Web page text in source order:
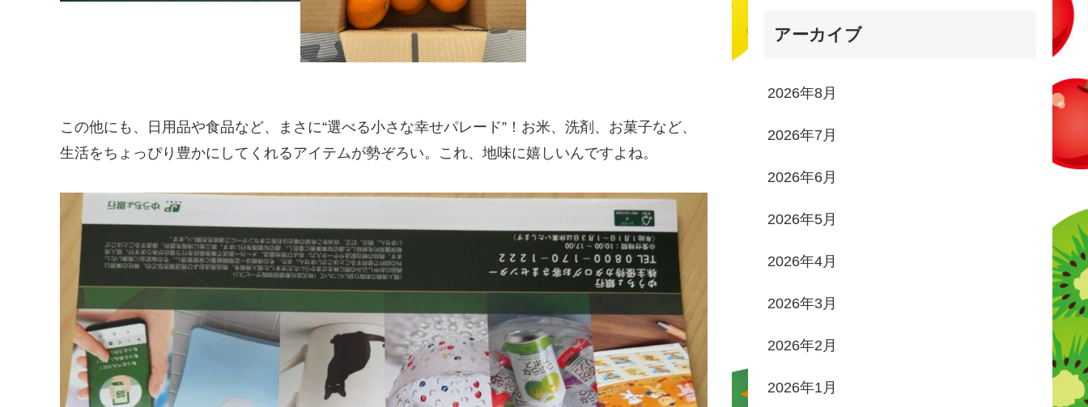
この他にも、日用品や食品など、まさに“選べる小さな幸せパレード”！お米、洗剤、お菓子など、
生活をちょっぴり豊かにしてくれるアイテムが勢ぞろい。これ、地味に嬉しいんですよね。
アーカイブ
2026年8月
2026年7月
2026年6月
2026年5月
2026年4月
2026年3月
2026年2月
2026年1月